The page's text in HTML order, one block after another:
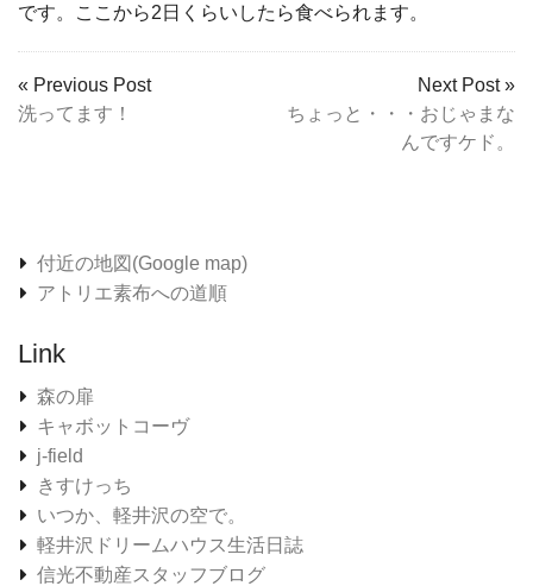
です。ここから2日くらいしたら食べられます。
« Previous Post
洗ってます！
Next Post »
ちょっと・・・おじゃまな
んですケド。
付近の地図(Google map)
アトリエ素布への道順
Link
森の扉
キャボットコーヴ
j-field
きすけっち
いつか、軽井沢の空で。
軽井沢ドリームハウス生活日誌
信光不動産スタッフブログ